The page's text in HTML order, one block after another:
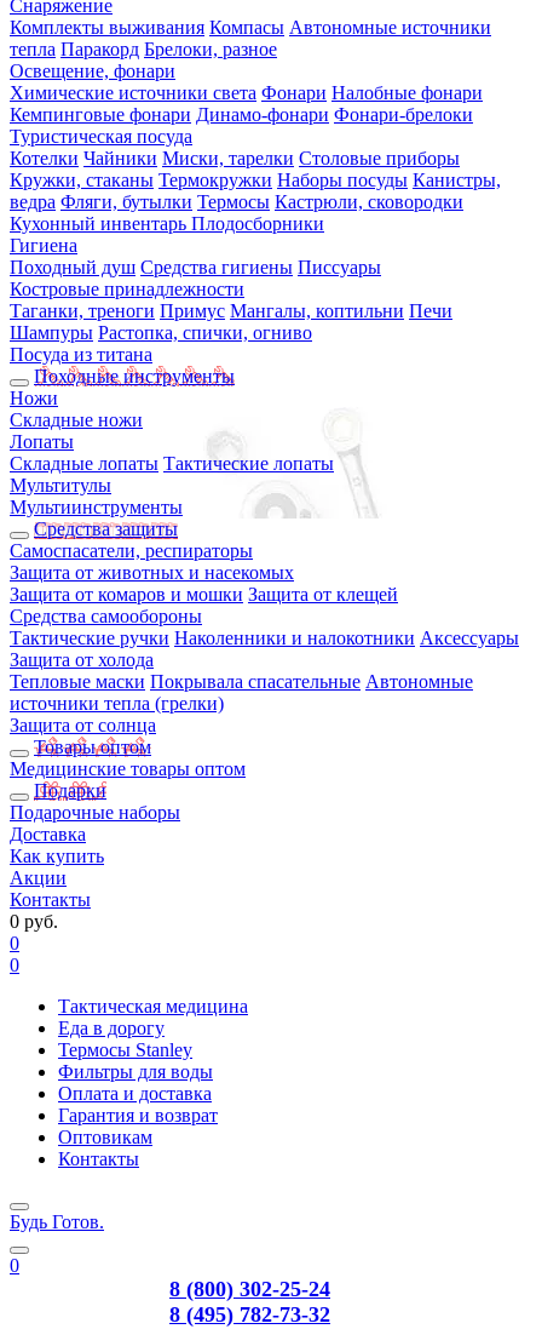
Снаряжение
Комплекты выживания Компасы Автономные источники
тепла Паракорд Брелоки, разное
Освещение, фонари
Химические источники света Фонари Налобные фонари
Кемпинговые фонари Динамо-фонари Фонари-брелоки
Туристическая посуда
Котелки Чайники Миски, тарелки Столовые приборы
Кружки, стаканы Термокружки Наборы посуды Канистры,
ведра Фляги, бутылки Термосы Кастрюли, сковородки
Кухонный инвентарь Плодосборники
Гигиена
Походный душ Средства гигиены Писсуары
Костровые принадлежности
Таганки, треноги Примус Мангалы, коптильни Печи
Шампуры Растопка, спички, огниво
Посуда из титана
Походные инструменты
Ножи
Складные ножи
Лопаты
Складные лопаты Тактические лопаты
Мультитулы
Мультиинструменты
Средства защиты
Самоспасатели, респираторы
Защита от животных и насекомых
Защита от комаров и мошки Защита от клещей
Средства самообороны
Тактические ручки Наколенники и налокотники Аксессуары
Защита от холода
Тепловые маски Покрывала спасательные Автономные
источники тепла (грелки)
Защита от солнца
Товары оптом
Медицинские товары оптом
Подарки
Подарочные наборы
Доставка
Как купить
Акции
Контакты
0 руб.
0
0
Тактическая медицина
Еда в дорогу
Термосы Stanley
Фильтры для воды
Оплата и доставка
Гарантия и возврат
Оптовикам
Контакты
Будь Готов.
0
8 (800) 302-25-24
8 (495) 782-73-32